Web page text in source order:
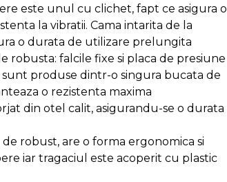
este unul cu clichet, fapt ce asigura o
la vibratii. Cama intarita de la
o durata de utilizare prelungita
robusta: falcile fixe si placa de presiune
produse dintr-o singura bucata de
o rezistenta maxima
din otel calit, asigurandu-se o durata
robust, are o forma ergonomica si
iar tragaciul este acoperit cu plastic